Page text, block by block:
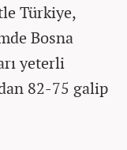
Türkiye,
Bosna
yeterli
82-75 galip